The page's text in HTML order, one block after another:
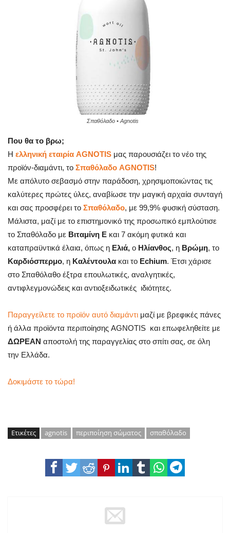
Σπαθόλαδο • Agnotis
Που θα το βρω;
Η ελληνική εταιρία AGNOTIS μας παρουσιάζει το νέο της
προϊόν-διαμάντι, το Σπαθόλαδο AGNOTIS!
Με απόλυτο σεβασμό στην παράδοση, χρησιμοποιώντας τις
καλύτερες πρώτες ύλες, αναβίωσε την μαγική αρχαία συνταγή
και σας προσφέρει το Σπαθόλαδο, με 99,9% φυσική σύσταση.
Μάλιστα, μαζί με το επιστημονικό της προσωπικό εμπλούτισε
το Σπαθόλαδο με Βιταμίνη Ε και 7 ακόμη φυτικά και
καταπραϋντικά έλαια, όπως η Ελιά, ο Ηλίανθος, η Βρώμη, το
Καρδιόσπερμο, η Καλέντουλα και το Echium. Έτσι χάρισε
στο Σπαθόλαθο έξτρα επουλωτικές, αναλγητικές,
αντιφλεγμονώδεις και αντιοξειδωτικές ιδιότητες.
Παραγγείλετε το προϊόν αυτό διαμάντι μαζί με βρεφικές πάνες
ή άλλα προϊόντα περιποίησης AGNOTIS και επωφεληθείτε με
ΔΩΡΕΑΝ αποστολή της παραγγελίας στο σπίτι σας, σε όλη
την Ελλάδα.
Δοκιμάστε το τώρα!
Ετικέτες agnotis περιποίηση σώματος σπαθόλαδο